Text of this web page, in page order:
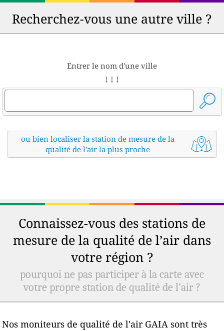
Recherchez-vous une autre ville ?
Entrer le nom d'une ville
↓ ↓ ↓
ou bien localiser la station de mesure de la
qualité de l'air la plus proche
Connaissez-vous des stations de
mesure de la qualité de l’air dans
votre région ?
pourquoi ne pas participer à la carte avec
votre propre station de qualité de l'air ?
Nos moniteurs de qualité de l'air GAIA sont très